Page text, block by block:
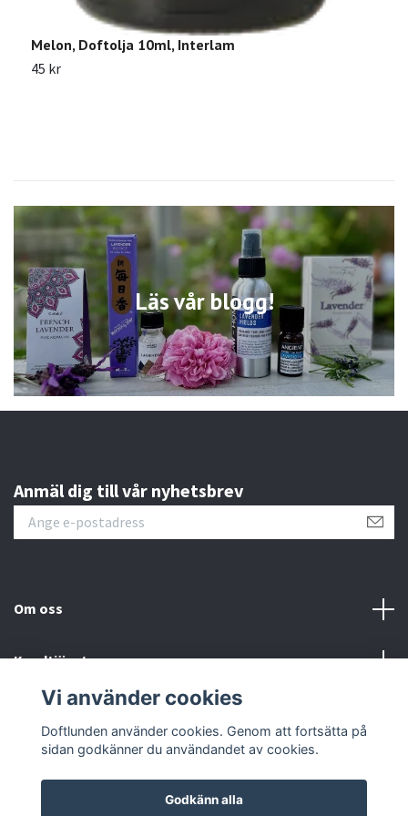
Läs vår blogg!
Melon, Doftolja 10ml, Interlam
45 kr
Anmäl dig till vår nyhetsbrev
Om oss
Kundtjänst
Vi använder cookies
Doftlunden använder cookies. Genom att fortsätta på
sidan godkänner du användandet av cookies.
Godkänn alla